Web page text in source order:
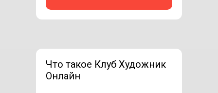
Что такое Клуб Художник
Онлайн